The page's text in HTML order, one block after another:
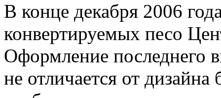
В конце декабря 2006
конвертируемых песо
Оформление последнего
не отличается от